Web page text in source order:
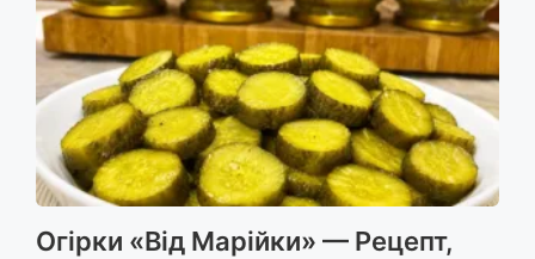
Огірки «Від Марійки» — Рецепт,